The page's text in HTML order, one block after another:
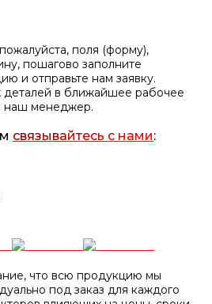
поля (форму),
пошагово заполните
и отправьте нам заявку.
деталей в ближайшее рабочее
наш менеджер.
связывайтесь с нами:
что всю продукцию мы
под заказ для каждого